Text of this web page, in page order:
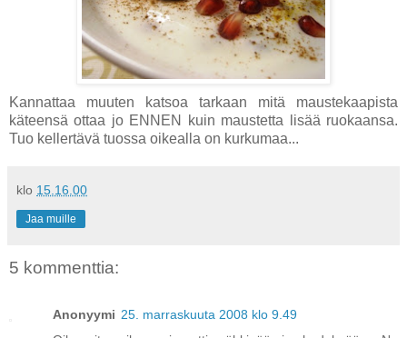
Kannattaa muuten katsoa tarkaan mitä maustekaapista
käteensä ottaa jo ENNEN kuin maustetta lisää ruokaansa.
Tuo kellertävä tuossa oikealla on kurkumaa...
klo 15.16.00
Jaa muille
5 kommenttia:
Anonyymi 25. marraskuuta 2008 klo 9.49